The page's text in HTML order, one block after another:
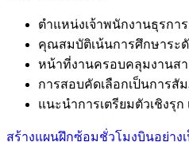
ตำแหน่งเจ้าพนักงานธุรก
คุณสมบัติเน้นการศึกษาระดั
หน้าที่งานครอบคลุมงานส
การสอบคัดเลือกเป็นการ
แนะนำการเตรียมตัวเชิงรุ
สร้างแผนฝึกซ้อมชั่วโมงบินอย่าง